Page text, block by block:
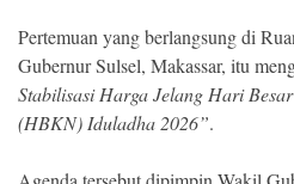
©
Copyright
2026
.
Reserved
Pertemuan yang berlangsung di
Gubernur Sulsel, Makassar, itu
Stabilisasi Harga Jelang Hari
(HBKN) Iduladha 2026”.